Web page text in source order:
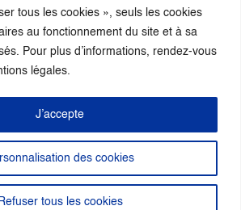
tous les cookies », seuls les cookies
au fonctionnement du site et à sa
Pour plus d’informations, rendez-vous
légales.
des cookies
Refuser tous les cookies
J’accepte
suivre
Membre de la :